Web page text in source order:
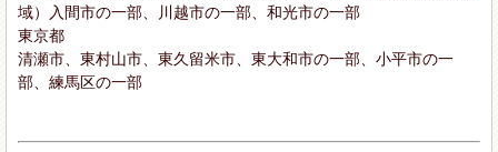
域）入間市の一部、川越市の一部、和光市の一部
東京都
清瀬市、東村山市、東久留米市、東大和市の一部、小平市の一
部、練馬区の一部